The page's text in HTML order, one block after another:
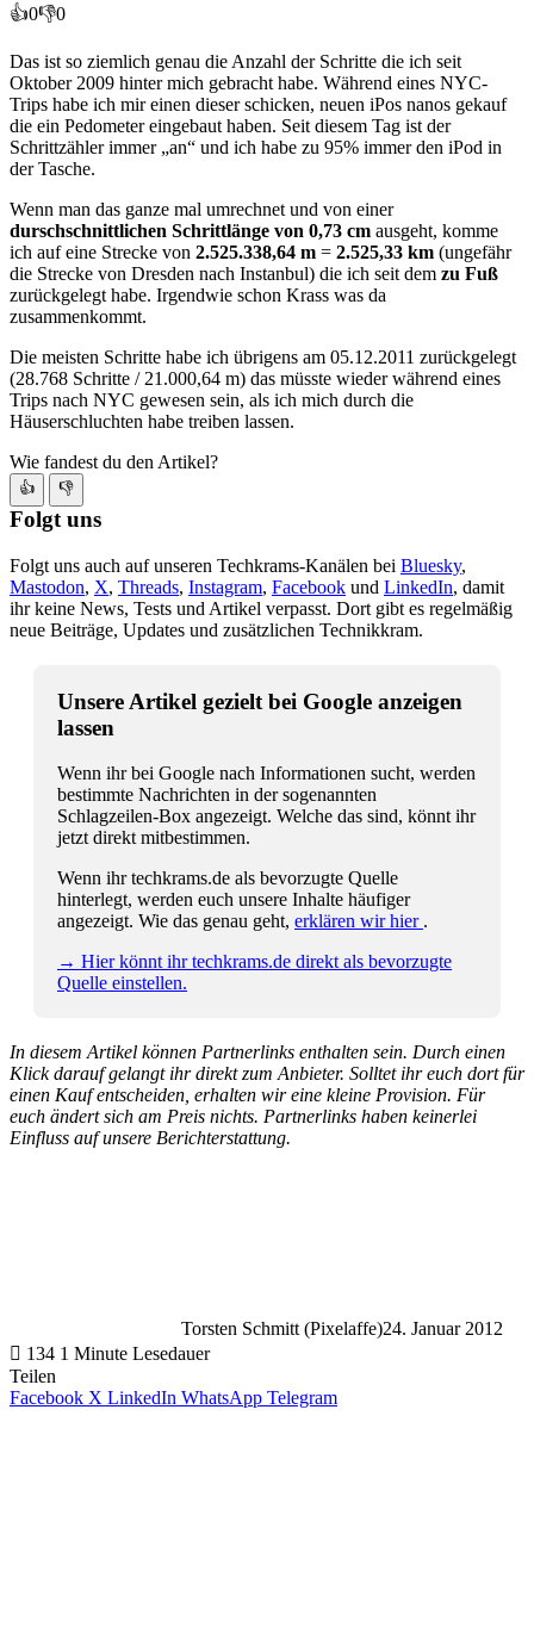
👍0👎0
Das ist so ziemlich genau die Anzahl der Schritte die ich seit
Oktober 2009 hinter mich gebracht habe. Während eines NYC-
Trips habe ich mir einen dieser schicken, neuen iPos nanos gekauf
die ein Pedometer eingebaut haben. Seit diesem Tag ist der
Schrittzähler immer „an“ und ich habe zu 95% immer den iPod in
der Tasche.
Wenn man das ganze mal umrechnet und von einer
durschschnittlichen Schrittlänge von 0,73 cm ausgeht, komme
ich auf eine Strecke von 2.525.338,64 m = 2.525,33 km (ungefähr
die Strecke von Dresden nach Instanbul) die ich seit dem zu Fuß
zurückgelegt habe. Irgendwie schon Krass was da
zusammenkommt.
Die meisten Schritte habe ich übrigens am 05.12.2011 zurückgelegt
(28.768 Schritte / 21.000,64 m) das müsste wieder während eines
Trips nach NYC gewesen sein, als ich mich durch die
Häuserschluchten habe treiben lassen.
Wie fandest du den Artikel?
👍 👎
Folgt uns
Folgt uns auch auf unseren Techkrams-Kanälen bei Bluesky,
Mastodon, X, Threads, Instagram, Facebook und LinkedIn, damit
ihr keine News, Tests und Artikel verpasst. Dort gibt es regelmäßig
neue Beiträge, Updates und zusätzlichen Technikkram.
Unsere Artikel gezielt bei Google anzeigen
lassen
Wenn ihr bei Google nach Informationen sucht, werden
bestimmte Nachrichten in der sogenannten
Schlagzeilen-Box angezeigt. Welche das sind, könnt ihr
jetzt direkt mitbestimmen.
Wenn ihr techkrams.de als bevorzugte Quelle
hinterlegt, werden euch unsere Inhalte häufiger
angezeigt. Wie das genau geht, erklären wir hier .
→ Hier könnt ihr techkrams.de direkt als bevorzugte
Quelle einstellen.
In diesem Artikel können Partnerlinks enthalten sein. Durch einen
Klick darauf gelangt ihr direkt zum Anbieter. Solltet ihr euch dort für
einen Kauf entscheiden, erhalten wir eine kleine Provision. Für
euch ändert sich am Preis nichts. Partnerlinks haben keinerlei
Einfluss auf unsere Berichterstattung.
Torsten Schmitt (Pixelaffe)24. Januar 2012
134 1 Minute Lesedauer
Teilen
Facebook X LinkedIn WhatsApp Telegram